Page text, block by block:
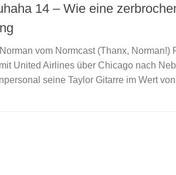
14 – Wie eine
Norman vom Normcast (Thanx,
United Airlines über Chicago nach
seine Taylor Gitarre im Wert